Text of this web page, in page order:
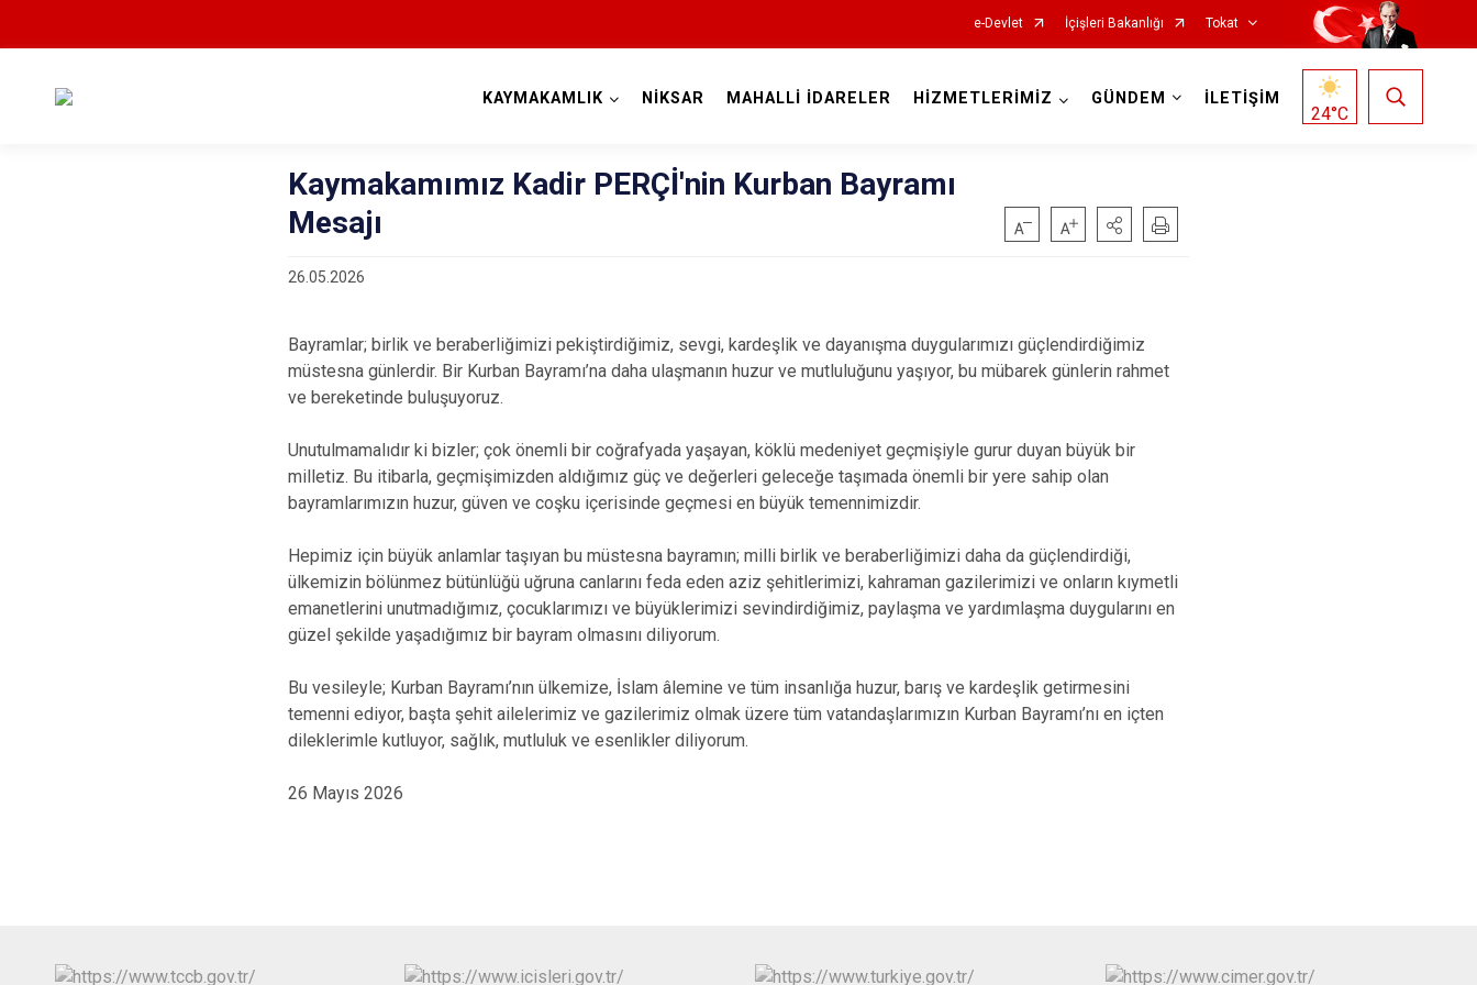
e-Devlet İçişleri Bakanlığı Tokat
Almus
Başçiftlik
Erbaa
Niksar
Pazar
Reşadiye
KAYMAKAMLIK NİKSAR MAHALLİ İDARELER HİZMETLERİMİZ GÜNDEM İLETİŞİM
24°C
Kaymakamımız Kadir PERÇİ'nin Kurban Bayramı
Mesajı
26.05.2026
Bayramlar; birlik ve beraberliğimizi pekiştirdiğimiz, sevgi, kardeşlik ve dayanışma duygularımızı güçlendirdiğimiz
müstesna günlerdir. Bir Kurban Bayramı’na daha ulaşmanın huzur ve mutluluğunu yaşıyor, bu mübarek günlerin rahmet
ve bereketinde buluşuyoruz.
Unutulmamalıdır ki bizler; çok önemli bir coğrafyada yaşayan, köklü medeniyet geçmişiyle gurur duyan büyük bir
milletiz. Bu itibarla, geçmişimizden aldığımız güç ve değerleri geleceğe taşımada önemli bir yere sahip olan
bayramlarımızın huzur, güven ve coşku içerisinde geçmesi en büyük temennimizdir.
Hepimiz için büyük anlamlar taşıyan bu müstesna bayramın; milli birlik ve beraberliğimizi daha da güçlendirdiği,
ülkemizin bölünmez bütünlüğü uğruna canlarını feda eden aziz şehitlerimizi, kahraman gazilerimizi ve onların kıymetli
emanetlerini unutmadığımız, çocuklarımızı ve büyüklerimizi sevindirdiğimiz, paylaşma ve yardımlaşma duygularını en
güzel şekilde yaşadığımız bir bayram olmasını diliyorum.
Bu vesileyle; Kurban Bayramı’nın ülkemize, İslam âlemine ve tüm insanlığa huzur, barış ve kardeşlik getirmesini
temenni ediyor, başta şehit ailelerimiz ve gazilerimiz olmak üzere tüm vatandaşlarımızın Kurban Bayramı’nı en içten
dileklerimle kutluyor, sağlık, mutluluk ve esenlikler diliyorum.
26 Mayıs 2026